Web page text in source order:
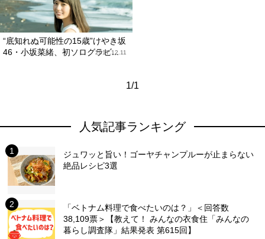
“底知れぬ可能性の15歳”けやき坂
46・小坂菜緒、初ソログラビ...
2017.12.11
1/1
人気記事ランキング
ジュワッと旨い！ゴーヤチャンプルーが止まらない
絶品レシピ3選
「ベトナム料理で食べたいのは？」＜回答数
38,109票＞【教えて！ みんなの衣食住「みんなの
暮らし調査隊」結果発表 第615回】